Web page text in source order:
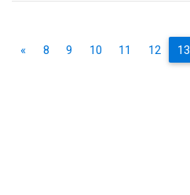
« 8 9 10 11 12 13